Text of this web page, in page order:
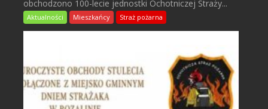
obchodzono 100-lecie jednostki Ochotniczej Straży...
Aktualności Mieszkańcy Straż pożarna